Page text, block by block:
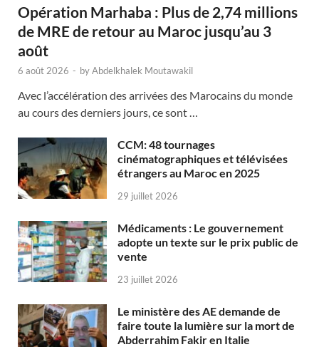
Opération Marhaba : Plus de 2,74 millions
de MRE de retour au Maroc jusqu’au 3
août
6 août 2026 - byAbdelkhalek Moutawakil
Avec l’accélération des arrivées des Marocains du monde
au cours des derniers jours, ce sont …
CCM: 48 tournages
cinématographiques et télévisées
étrangers au Maroc en 2025
29 juillet 2026
Médicaments : Le gouvernement
adopte un texte sur le prix public de
vente
23 juillet 2026
Le ministère des AE demande de
faire toute la lumière sur la mort de
Abderrahim Fakir en Italie